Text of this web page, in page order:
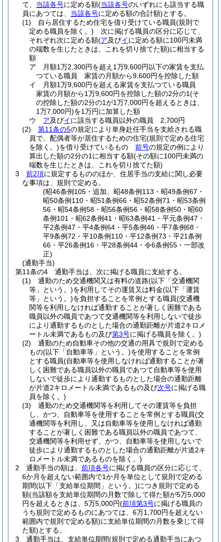
て、 当該各号に定める額(当該各号のいずれにも該当する職
員にあつては、 当該各号に定める額の合計額)とする。
(1)
自ら居住するため住宅を借り受けている職員(規則で
定める職員を除く。) 次に掲げる職員の区分に応じて、
それぞれ次に定める額(ア及びイに定める額に100円未満
の端数を生じたときは、これを切り捨てた額)に相当する
額
ア
月額1万2,300円を超え1万9,600円以下の家賃を支払
つている職員 家賃の月額から9,600円を控除した額
イ
月額1万9,600円を超える家賃を支払つている職員
家賃の月額から1万9,600円を控除した額の2分の1(そ
の控除した額の2分の1が1万7,000円を超えるときは、
1万7,000円)を1万円に加算した額
ウ
ア及びイに該当する職員以外の職員 2,700円
(2)
第11条の5の規定により単身赴任手当を支給される職
員で、配偶者等が居住するための住宅(規則で定める住宅
を除く。)を借り受けているもの 前号の規定の例により
算出した額の2分の1に相当する額(その額に100円未満の
端数を生じたときは、これを切り捨てた額)
3
前2項に規定するもののほか、住居手当の支給に関し必要
な事項は、規則で定める。
(昭46条例105・追加、昭48条例113・昭49条例67・
昭50条例110・昭51条例66・昭52条例71・昭53条例
56・昭54条例58・昭56条例56・昭58条例50・昭60
条例101・昭62条例41・昭63条例41・平元条例47・
平2条例47・平4条例64・平5条例46・平7条例68・
平9条例72・平10条例110・平12条例73・平21条例
66・平26条例16・平28条例44・令6条例55・一部改
正)
(通勤手当)
第11条の4
通勤手当は、次に掲げる職員に支給する。
(1)
通勤のため交通機関又は有料の道路(以下「交通機関
等」という。)を利用してその運賃又は料金(以下「運賃
等」という。)を負担することを常例とする職員(交通機
関等を利用しなければ通勤することが著しく困難である
職員以外の職員であつて交通機関等を利用しないで徒歩
により通勤するものとした場合の通勤距離が片道2キロメ
ートル未満であるもの及び第3号に掲げる職員を除く。)
(2)
通勤のため自動車その他の交通の用具で規則で定める
もの(以下「自動車等」という。)を使用することを常例
とする職員(自動車等を使用しなければ通勤することが著
しく困難である職員以外の職員であつて自動車等を使用
しないで徒歩により通勤するものとした場合の通勤距離
が片道2キロメートル未満であるもの及び次号に掲げる職
員を除く。)
(3)
通勤のため交通機関等を利用してその運賃等を負担
し、かつ、自動車等を使用することを常例とする職員(交
通機関等を利用し、又は自動車等を使用しなければ通勤
することが著しく困難である職員以外の職員であつて、
交通機関等を利用せず、かつ、自動車等を使用しないで
徒歩により通勤するものとした場合の通勤距離が片道2キ
ロメートル未満であるものを除く。)
2
通勤手当の額は、 前項各号に掲げる職員の区分に応じて、
6か月を超えない範囲内で1か月を単位として規則で定める
期間(以下「支給単位期間」という。)につき規則で定める
額(当該額を支給単位期間の月数で除して得た額が5万5,000
円を超えるときは、5万5,000円(前項第3号に掲げる職員の
うち規則で定めるものにあつては、6万1,700円を超えない
範囲内で規則で定める額)に支給単位期間の月数を乗じて得
た額)とする。
3
通勤手当は、支給単位期間(規則で定める通勤手当にあつ